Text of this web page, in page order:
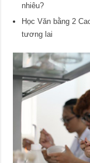
nhiêu?
Học Văn bằng 2
tương lai